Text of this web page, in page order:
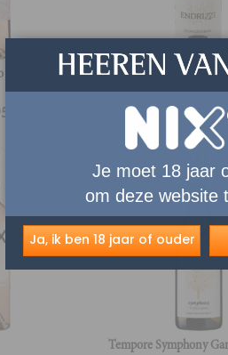
Endrizzi Chardonnay
€15,50
Tempore Symphony
Je moet 18 jaar
om deze website
Ja, ik ben 18 jaar of ouder